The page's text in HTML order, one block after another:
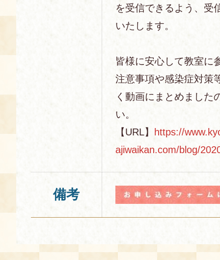
を受信できるよう、受
いたします。
皆様に安心して教室に
注意事項や感染症対策
く動画にまとめました
い。
【URL】 https://
ajiwaikan.com/blog/
備考